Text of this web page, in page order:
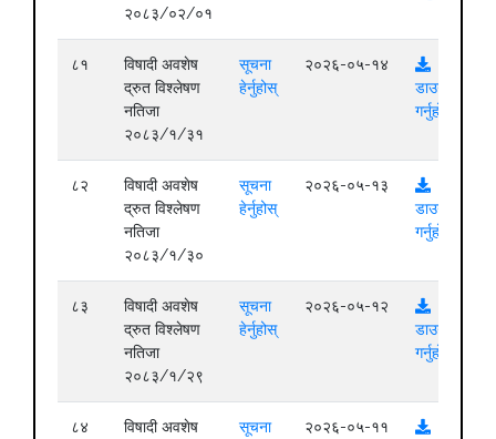
२०८३/०२/०१
८१
विषादी अवशेष
द्रुत विश्लेषण
नतिजा
२०८३/१/३१
सूचना
हेर्नुहोस्
२०२६-०५-१४
डाउनलोड
गर्नुहोस्
८२
विषादी अवशेष
द्रुत विश्लेषण
नतिजा
२०८३/१/३०
सूचना
हेर्नुहोस्
२०२६-०५-१३
डाउनलोड
गर्नुहोस्
८३
विषादी अवशेष
द्रुत विश्लेषण
नतिजा
२०८३/१/२९
सूचना
हेर्नुहोस्
२०२६-०५-१२
डाउनलोड
गर्नुहोस्
८४ विषादी अवशेष सूचना २०२६-०५-११